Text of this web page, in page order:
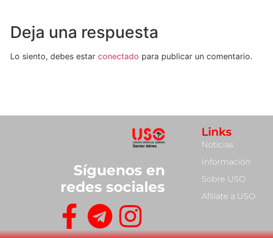
Deja una respuesta
Lo siento, debes estar conectado para publicar un comentario.
Síguenos en
redes sociales
Links
Noticias
Información
Sobre USO
Afiliate a USO